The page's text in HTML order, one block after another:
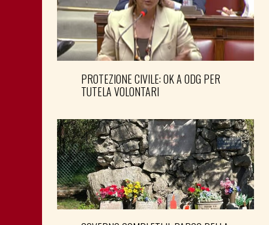
PROTEZIONE CIVILE: OK A ODG PER
TUTELA VOLONTARI